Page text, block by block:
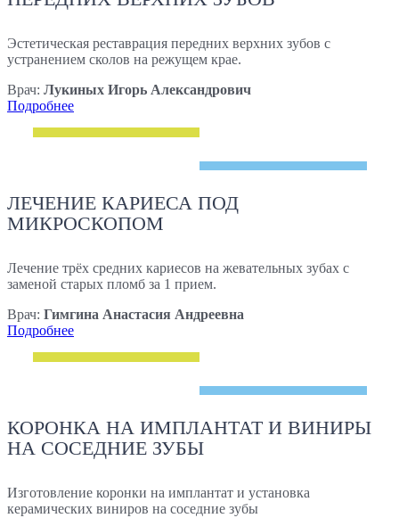
Эстетическая реставрация передних верхних зубов с
устранением сколов на режущем крае.
Врач: Лукиных Игорь Александрович
Подробнее
ЛЕЧЕНИЕ КАРИЕСА ПОД
МИКРОСКОПОМ
Лечение трёх средних кариесов на жевательных зубах с
заменой старых пломб за 1 прием.
Врач: Гимгина Анастасия Андреевна
Подробнее
КОРОНКА НА ИМПЛАНТАТ И ВИНИРЫ
НА СОСЕДНИЕ ЗУБЫ
Изготовление коронки на имплантат и установка
керамических виниров на соседние зубы